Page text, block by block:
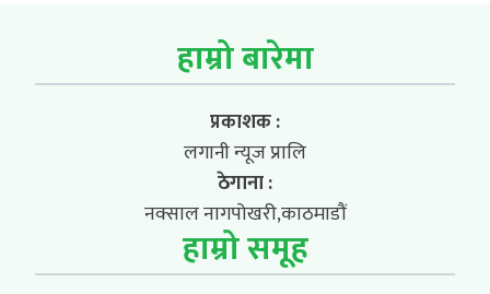
हाम्रो बारेमा
प्रकाशक :
लगानी न्यूज प्रालि
ठेगाना :
नक्साल नागपोखरी,काठमाडौं
हाम्रो समूह